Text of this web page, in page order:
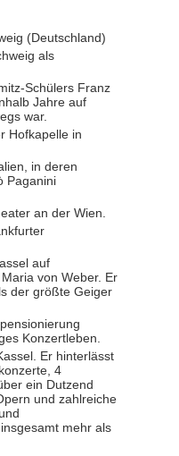
(Deutschland)
als
Schülers Franz
Jahre auf
war.
Hofkapelle in
in deren
Paganini
an der Wien.
auf
von Weber. Er
der größte Geiger
Konzertleben.
Er hinterlässt
4
ein Dutzend
und zahlreiche
mehr als